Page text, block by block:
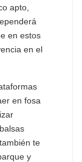
apto,
en estos
en el
en fosa
te
y